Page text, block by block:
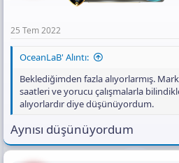
25 Tem 2022
OceanLaB' Alıntı:
Beklediğimden fazla alıyorlarmış.
saatleri ve yorucu çalışmalarla
alıyorlardır diye düşünüyordum.
Aynısı düşünüyordum